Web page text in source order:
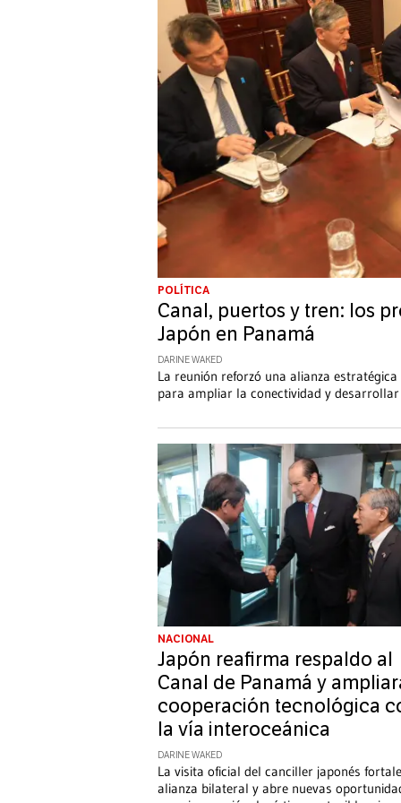
POLÍTICA
Canal, puertos y tren: los
Japón en Panamá
DARINE WAKED
La reunión reforzó una alianza
para ampliar la conectividad y
NACIONAL
Japón reafirma respaldo al
Canal de Panamá y
cooperación tecnológica
la vía interoceánica
DARINE WAKED
La visita oficial del canciller japonés
alianza bilateral y abre nuevas